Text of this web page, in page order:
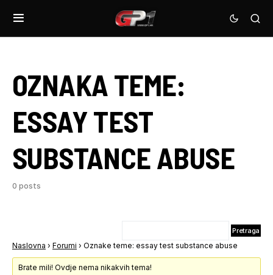
OZNAKA TEME:
ESSAY TEST
SUBSTANCE ABUSE
0 posts
Naslovna › Forumi › Oznake teme: essay test substance abuse
Brate mili! Ovdje nema nikakvih tema!